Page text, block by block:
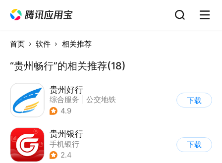
首页 软件 相关推荐
“贵州畅行”的相关推荐(18)
贵州好行
综合服务
公交地铁
4.9
下载
贵州银行
手机银行
2.4
下载